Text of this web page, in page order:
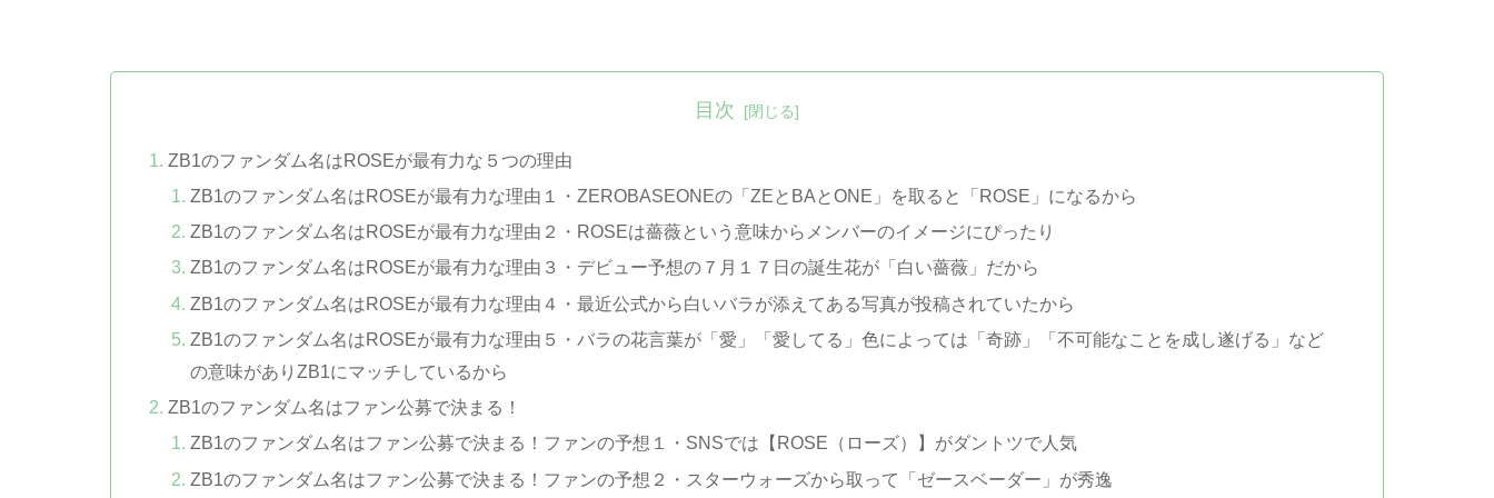
目次
ZB1のファンダム名はROSEが最有力な５つの理由
ZB1のファンダム名はROSEが最有力な理由１・ZEROBASEONEの「ZEとBAとONE」を取ると「ROSE」になるから
ZB1のファンダム名はROSEが最有力な理由２・ROSEは薔薇という意味からメンバーのイメージにぴったり
ZB1のファンダム名はROSEが最有力な理由３・デビュー予想の７月１７日の誕生花が「白い薔薇」だから
ZB1のファンダム名はROSEが最有力な理由４・最近公式から白いバラが添えてある写真が投稿されていたから
ZB1のファンダム名はROSEが最有力な理由５・バラの花言葉が「愛」「愛してる」色によっては「奇跡」「不可能なことを成し遂げる」など
の意味がありZB1にマッチしているから
ZB1のファンダム名はファン公募で決まる！
ZB1のファンダム名はファン公募で決まる！ファンの予想１・SNSでは【ROSE（ローズ）】がダントツで人気
ZB1のファンダム名はファン公募で決まる！ファンの予想２・スターウォーズから取って「ゼースベーダー」が秀逸